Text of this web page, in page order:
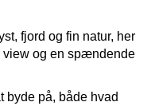
fjord og fin natur, her
view og en spændende
byde på, både hvad